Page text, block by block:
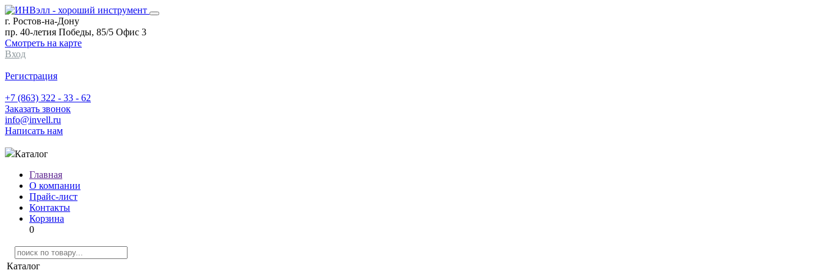
г. Ростов-на-Дону
пр. 40-летия Победы, 85/5 Офис 3
Смотреть на карте
Вход
Регистрация
+7 (863) 322 - 33 - 62
Заказать звонок
info@invell.ru
Написать нам
Каталог
Главная
О компании
Прайс-лист
Контакты
Корзина
0
Каталог